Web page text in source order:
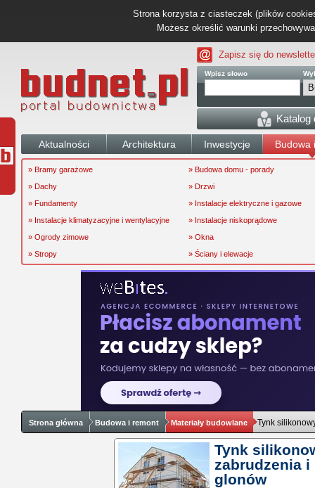
Strona korzysta z ciasteczek (plików
Możesz określić warunki
Zapisz się do
Wpisz słowo
Katalog
Aktualności Architektura Inwestycje Budowa
» Bramy garażowe
» Budowa domu - porady
» Dachy
» Drzwi
» Fundamenty
» Instalacje elektryczne i gazowe
» Instalacje klimatyzacyjne i wentylacyjne
» Instalacje niskoprądowe
» Ogrody zimowe
» Okna
» Stropy
» Ściany i elewacje
Strona główna Budowa i remont Materiały budowlane Tynk
Tynk
zabrudzenia
glonów